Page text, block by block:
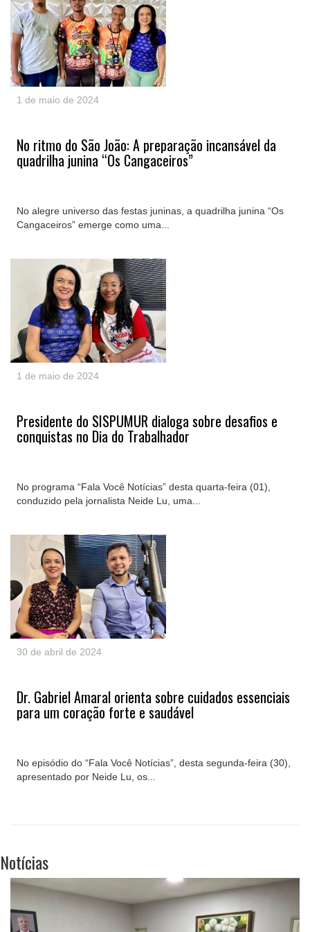
1 de maio de 2024
No ritmo do São João: A preparação incansável da
quadrilha junina “Os Cangaceiros”
No alegre universo das festas juninas, a quadrilha junina “Os
Cangaceiros” emerge como uma...
1 de maio de 2024
Presidente do SISPUMUR dialoga sobre desafios e
conquistas no Dia do Trabalhador
No programa “Fala Você Notícias” desta quarta-feira (01),
conduzido pela jornalista Neide Lu, uma...
30 de abril de 2024
Dr. Gabriel Amaral orienta sobre cuidados essenciais
para um coração forte e saudável
No episódio do “Fala Você Notícias”, desta segunda-feira (30),
apresentado por Neide Lu, os...
Notícias